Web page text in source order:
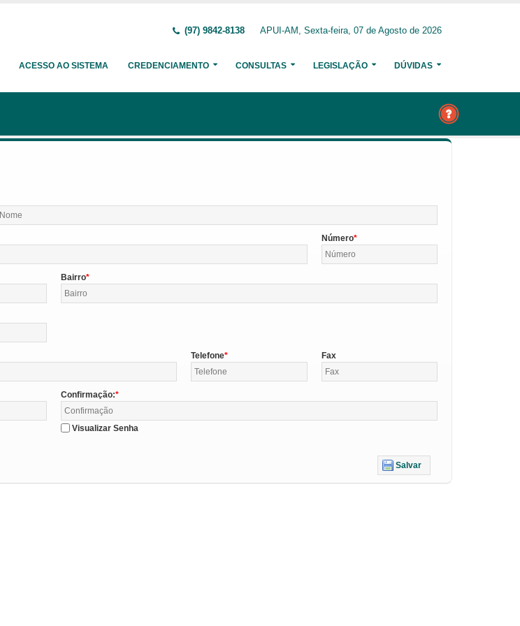
(97) 9842-8138 APUI-AM, Sexta-feira, 07 de Agosto de 2026
ACESSO AO SISTEMA CREDENCIAMENTO CONSULTAS LEGISLAÇÃO DÚVIDAS
Número
Bairro
Telefone Fax
Confirmação:
Visualizar Senha
Salvar